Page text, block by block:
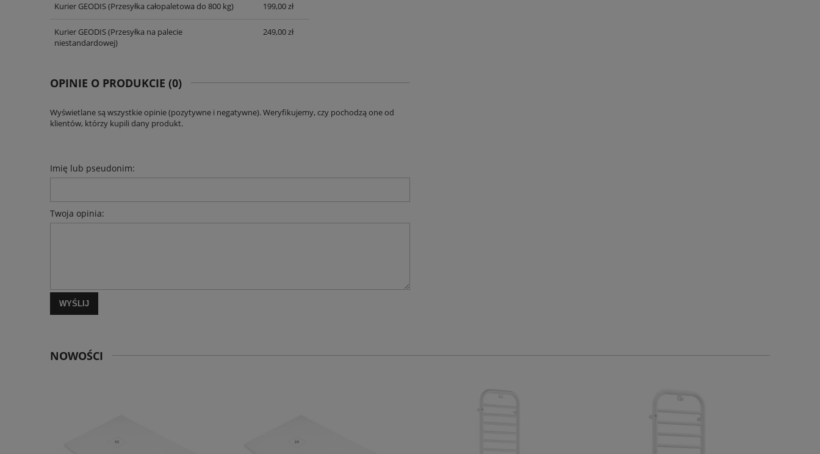
Kurier GEODIS(Przesyłka całopaletowa do 800 kg) 199,00 zł
Kurier GEODIS(Przesyłka na palecie
niestandardowej)
249,00 zł
OPINIE O PRODUKCIE (0)
Wyświetlane są wszystkie opinie (pozytywne i negatywne). Weryfikujemy, czy pochodzą one od
klientów, którzy kupili dany produkt.
Imię lub pseudonim:
Twoja opinia:
WYŚLIJ
NOWOŚCI